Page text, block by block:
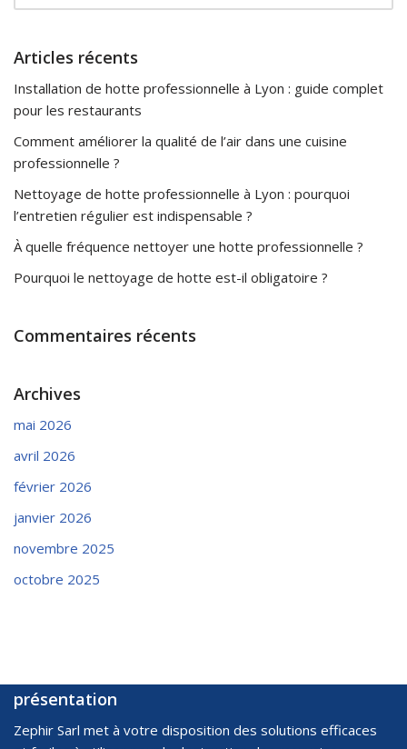
Articles récents
Installation de hotte professionnelle à Lyon : guide complet
pour les restaurants
Comment améliorer la qualité de l’air dans une cuisine
professionnelle ?
Nettoyage de hotte professionnelle à Lyon : pourquoi
l’entretien régulier est indispensable ?
À quelle fréquence nettoyer une hotte professionnelle ?
Pourquoi le nettoyage de hotte est-il obligatoire ?
Commentaires récents
Archives
mai 2026
avril 2026
février 2026
janvier 2026
novembre 2025
octobre 2025
présentation
Zephir Sarl met à votre disposition des solutions efficaces